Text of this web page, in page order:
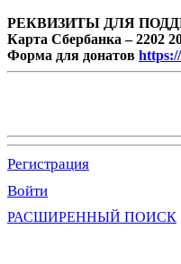
РЕКВИЗИТЫ ДЛЯ
Карта Сбербанка – 2202
Форма для донатов
Регистрация
Войти
РАСШИРЕННЫЙ ПОИСК